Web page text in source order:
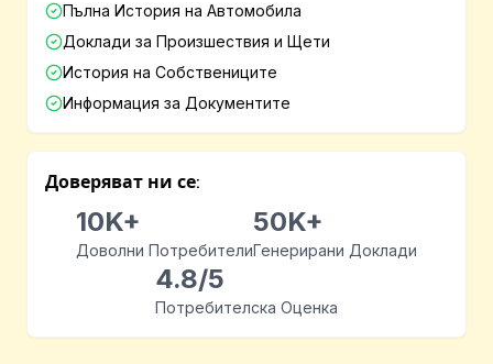
Пълна История на Автомобила
Доклади за Произшествия и Щети
История на Собствениците
Информация за Документите
Доверяват ни се:
10K+
Доволни Потребители
50K+
Генерирани Доклади
4.8/5
Потребителска Оценка